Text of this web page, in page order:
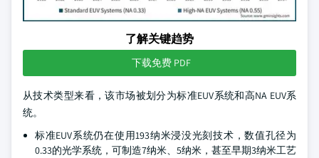
了解关键趋势
下载免费 PDF
从技术类型来看，该市场被划分为标准EUV系统和高NA EUV系
统。
标准EUV系统仍在使用193纳米浸没光刻技术，数值孔径为
0.33的光学系统，可制造7纳米、5纳米，甚至早期3纳米工艺